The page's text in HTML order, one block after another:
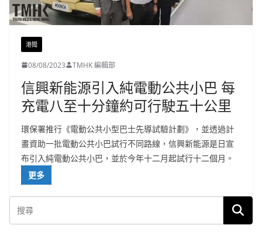
港聞
08/08/2023 TMHK 編輯部
信興新能源引入純電動公共小巴 每
充電八至十分鐘約可行駛五十公里
環保署推行《電動公共小型巴士先導試驗計劃》，並透過計
畫資助一批電動公共小巴試行不同路線，信興新能源是日宣
布引入純電動公共小巴，並於今年十二月起試行十二個月。
更多